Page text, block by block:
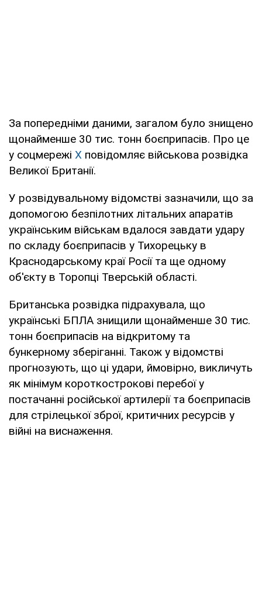
За попередніми даними, загалом було знищено
щонайменше 30 тис. тонн боєприпасів. Про це
у соцмережі Х повідомляє військова розвідка
Великої Британії.
У розвідувальному відомстві зазначили, що за
допомогою безпілотних літальних апаратів
українським військам вдалося завдати удару
по складу боєприпасів у Тихорецьку в
Краснодарському краї Росії та ще одному
об'єкту в Торопці Тверській області.
Британська розвідка підрахувала, що
українські БПЛА знищили щонайменше 30 тис.
тонн боєприпасів на відкритому та
бункерному зберіганні. Також у відомстві
прогнозують, що ці удари, ймовірно, викличуть
як мінімум короткострокові перебої у
постачанні російської артилерії та боєприпасів
для стрілецької зброї, критичних ресурсів у
війні на виснаження.